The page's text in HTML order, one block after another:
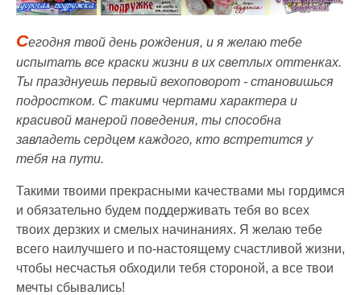
Сегодня твой день рождения, и я желаю тебе
испытать все краски жизни в их светлых оттенках.
Ты празднуешь первый вехоповорот - становишься
подростком. С такими чертами характера и
красивой манерой поведения, ты способна
завладеть сердцем каждого, кто встретится у
тебя на пути.
Такими твоими прекрасными качествами мы гордимся
и обязательно будем поддерживать тебя во всех
твоих дерзких и смелых начинаниях. Я желаю тебе
всего наилучшего и по-настоящему счастливой жизни,
чтобы несчастья обходили тебя стороной, а все твои
мечты сбывались!